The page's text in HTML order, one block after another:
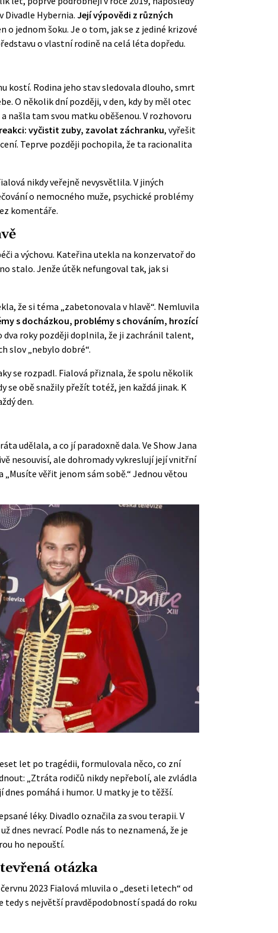
Divadle Hybernia. Její výpovědi z různých
o jednom šoku. Je o tom, jak se z jediné krizové
o vlastní rodině na celá léta dopředu.
kostí. Rodina jeho stav sledovala dlouho, smrt
O několik dní později, v den, kdy by měl otec
našla tam svou matku oběšenou. V rozhovoru
vyčistit zuby, zavolat záchranku, vyřešit
Teprve později pochopila, že ta racionalita
nikdy veřejně nevysvětlila. V jiných
o nemocného muže, psychické problémy
komentáře.
a výchovu. Kateřina utekla na konzervatoř do
stalo. Jenže útěk nefungoval tak, jak si
že si téma „zabetonovala v hlavě“. Nemluvila
s docházkou, problémy s chováním, hrozící
dva roky později doplnila, že ji zachránil talent,
slov „nebylo dobré“.
se rozpadl. Fialová přiznala, že spolu několik
se obě snažily přežít totéž, jen každá jinak. K
den.
udělala, a co jí paradoxně dala. VeShow Jana
nesouvisí, ale dohromady vykreslují její vnitřní
„Musíte věřit jenom sám sobě.“ Jednou větou
let po tragédii, formulovala něco, co zní
„Ztráta rodičů nikdy nepřebolí, ale zvládla
pomáhá i humor. U matky je to těžší.
léky. Divadlo označila za svou terapii. V
dnes nevrací. Podle nás to neznamená, že je
ho nepouští.
otázka
2023 Fialová mluvila o „deseti letech“ od
tedy s největší pravděpodobností spadá do roku